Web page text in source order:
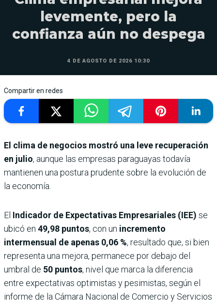
levemente, pero la
confianza aún no despega
4 DE AGOSTO DE 2026 10:30
Compartir en redes
El clima de negocios mostró una leve recuperación
en julio, aunque las empresas paraguayas todavía
mantienen una postura prudente sobre la evolución de
la economía.
El Indicador de Expectativas Empresariales (IEE) se
ubicó en 49,98 puntos, con un incremento
intermensual de apenas 0,06 %, resultado que, si bien
representa una mejora, permanece por debajo del
umbral de 50 puntos, nivel que marca la diferencia
entre expectativas optimistas y pesimistas, según el
informe de la Cámara Nacional de Comercio y Servicios